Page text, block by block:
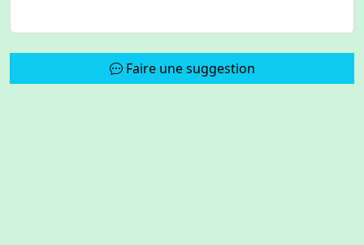
Faire une suggestion